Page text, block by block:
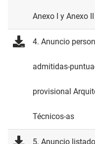
Anexo I y Anexo II
4. Anuncio
admitidas-
provisional
Técnicos-as
5. Anuncio listado